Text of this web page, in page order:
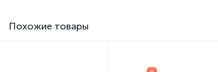
Похожие товары